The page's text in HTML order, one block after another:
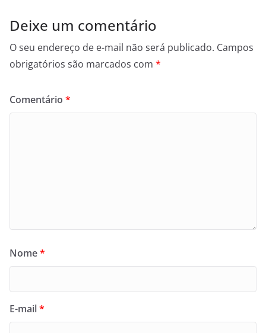
Deixe um comentário
O seu endereço de e-mail não será publicado. Campos
obrigatórios são marcados com *
Comentário *
Nome*
E-mail*